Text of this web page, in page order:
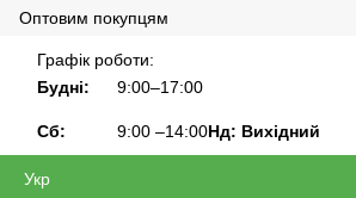
Оптовим покупцям
Графік роботи:
Будні:
9:00–17:00
Сб: 9:00 –14:00Нд: Вихідний
Укр